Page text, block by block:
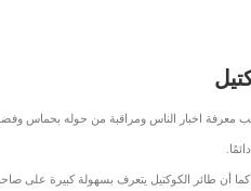
معرفة اخبار الناس ومراقبة من حوله بحماس
كما أن طائر الكوكتيل يتعرف بسهولة كبيرة على